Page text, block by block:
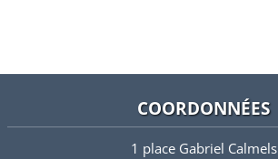
COORDONNÉES
1 place Gabriel Calmels